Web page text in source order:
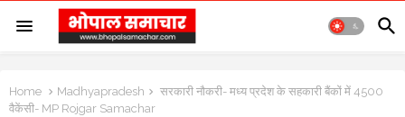
Home Madhyapradesh
सरकारी नौकरी- मध्य प्रदेश के सहकारी बैंकों में 4500
वैकेंसी- MP Rojgar Samachar